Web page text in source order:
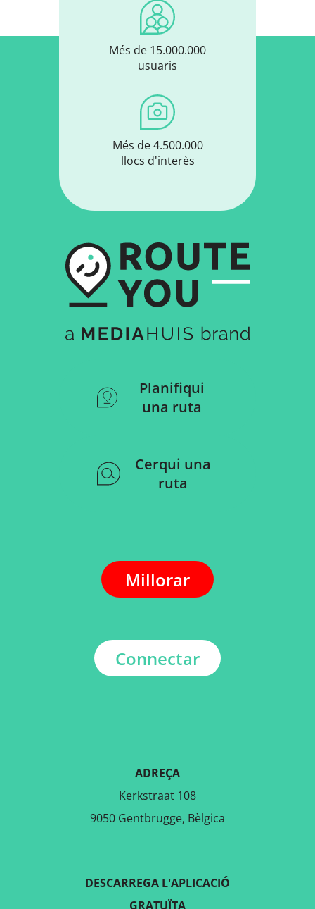
Més de 15.000.000
usuaris
Més de 4.500.000
llocs d'interès
Planifiqui
una ruta
Cerqui una
ruta
Millorar
Connectar
ADREÇA
Kerkstraat 108
9050 Gentbrugge, Bèlgica
DESCARREGA L'APLICACIÓ
GRATUÏTA